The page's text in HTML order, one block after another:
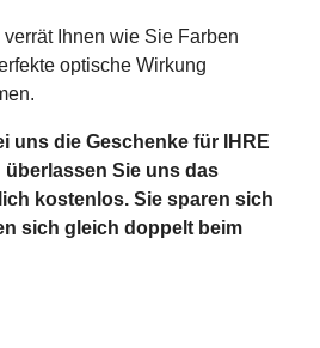
Ihnen wie Sie Farben
optische Wirkung
uns die Geschenke für IHRE
überlassen Sie uns das
kostenlos. Sie sparen sich
sich gleich doppelt beim